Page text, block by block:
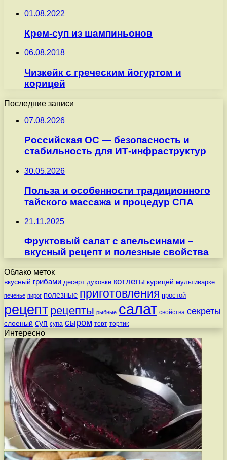
01.08.2022
Крем-суп из шампиньонов
06.08.2018
Чизкейк с греческим йогуртом и
корицей
Последние записи
07.08.2026
Российская ОС — безопасность и
стабильность для ИТ-инфраструктур
30.05.2026
Польза и особенности традиционного
тайского массажа и процедур СПА
21.11.2025
Фруктовый салат с апельсинами –
вкусный рецепт и полезные свойства
Облако меток
вкусный грибами десерт духовке котлеты курицей мультиварке
печенье пирог полезные приготовления простой
рецепт рецепты рыбные салат свойства секреты
слоеный суп супа сыром торт тортик
Интересно